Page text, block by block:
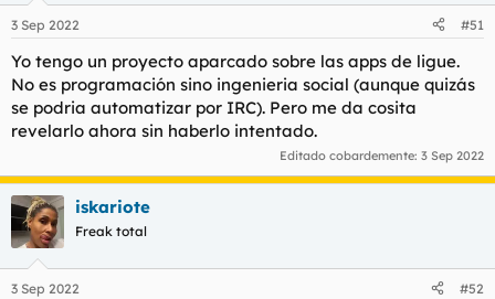
d
o
d
e
t
a
e
i
c
i
o
3 Sep 2022 #51
Yo tengo un proyecto aparcado sobre las apps de ligue.
No es programación sino ingenieria social (aunque quizás
se podria automatizar por IRC). Pero me da cosita
revelarlo ahora sin haberlo intentado.
Editado cobardemente: 3 Sep 2022
iskariote
Freak total
3 Sep 2022 #52